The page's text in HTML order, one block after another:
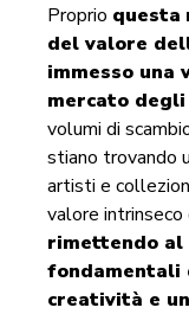
Proprio questa
del valore
immesso
mercato degli
volumi di
stiano trovando
artisti e
valore
rimettendo al
fondamentali
creatività e